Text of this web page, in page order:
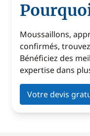
Moussaillons,
confirmés,
Bénéficiez des
expertise dans
Votre devis